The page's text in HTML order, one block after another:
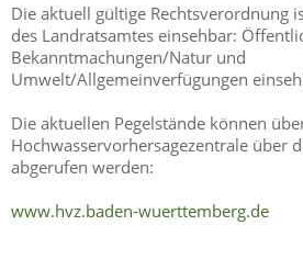
Die aktuell gültige Rechtsverordnung
des Landratsamtes einsehbar:
Bekanntmachungen/Natur und
Umwelt/Allgemeinverfügungen
Die aktuellen Pegelstände können
Hochwasservorhersagezentrale über
abgerufen werden:
www.hvz.baden-wuerttemberg.de